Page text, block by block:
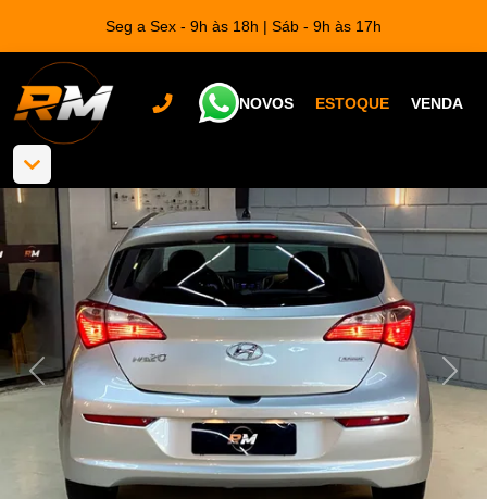
Seg a Sex - 9h às 18h | Sáb - 9h às 17h
NOVOS ESTOQUE VENDA
Anterior